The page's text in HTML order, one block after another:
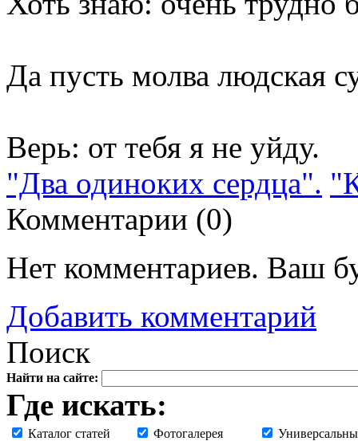
Да пусть молва людская
Верь: от тебя я не уйду.
"Два одиноких сердца".
Комментарии (0)
Нет комментариев. Ваш
Добавить комментарий
Поиск
Найти на сайте:
Где искать:
Каталог статей Фотогалерея